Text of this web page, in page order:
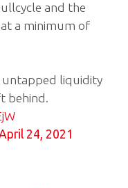
and the
a minimum of
untapped liquidity
behind.
24, 2021